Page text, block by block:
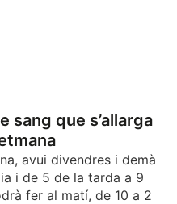
sang que s’allarga
avui divendres i demà
i de 5 de la tarda a 9
fer al matí, de 10 a 2